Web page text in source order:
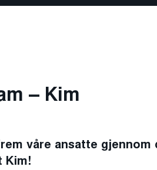
– Kim
våre ansatte gjennom
Kim!